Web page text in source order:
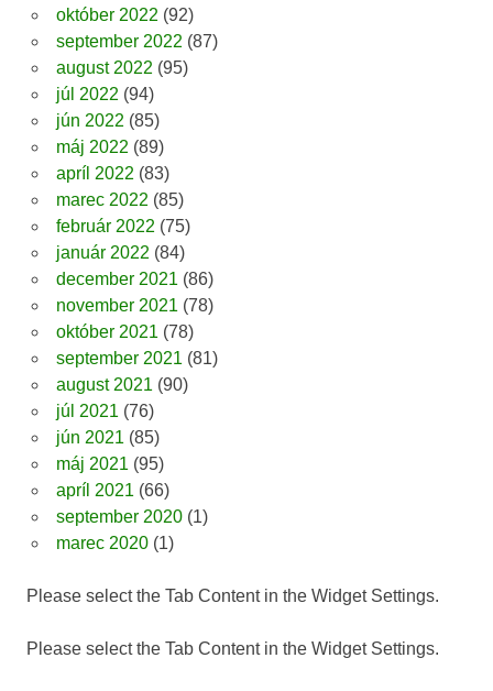
október 2022 (92)
september 2022 (87)
august 2022 (95)
júl 2022 (94)
jún 2022 (85)
máj 2022 (89)
apríl 2022 (83)
marec 2022 (85)
február 2022 (75)
január 2022 (84)
december 2021 (86)
november 2021 (78)
október 2021 (78)
september 2021 (81)
august 2021 (90)
júl 2021 (76)
jún 2021 (85)
máj 2021 (95)
apríl 2021 (66)
september 2020(1)
marec 2020(1)
Please select the Tab Content in the Widget Settings.
Please select the Tab Content in the Widget Settings.